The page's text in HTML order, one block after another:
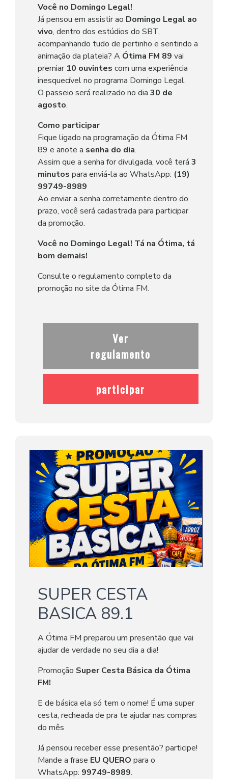
Você no Domingo Legal!
Já pensou em assistir ao Domingo Legal ao
vivo, dentro dos estúdios do SBT,
acompanhando tudo de pertinho e sentindo a
animação da plateia? A Ótima FM 89 vai
premiar 10 ouvintes com uma experiência
inesquecível no programa Domingo Legal.
O passeio será realizado no dia 30 de
agosto.
Como participar
Fique ligado na programação da Ótima FM
89 e anote a senha do dia.
Assim que a senha for divulgada, você terá 3
minutos para enviá-la ao WhatsApp: (19)
99749-8989
Ao enviar a senha corretamente dentro do
prazo, você será cadastrada para participar
da promoção.
Você no Domingo Legal! Tá na Ótima, tá
bom demais!
Consulte o regulamento completo da
promoção no site da Ótima FM.
Ver
regulamento
participar
SUPER CESTA
BASICA 89.1
A Ótima FM preparou um presentão que vai
ajudar de verdade no seu dia a dia!
Promoção Super Cesta Básica da Ótima
FM!
E de básica ela só tem o nome! É uma super
cesta, recheada de pra te ajudar nas compras
do mês
Já pensou receber esse presentão? participe!
Mande a frase EU QUERO para o
WhatsApp: 99749-8989.